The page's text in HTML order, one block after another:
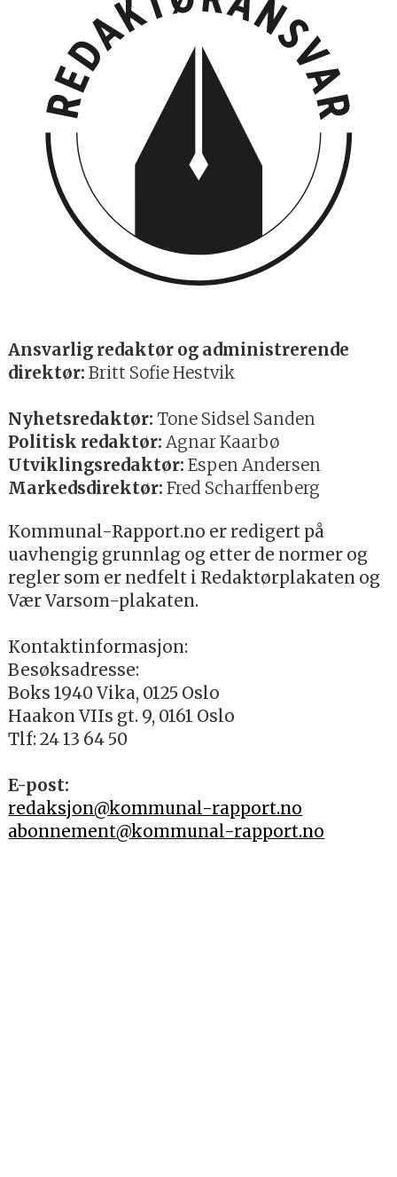
Ansvarlig redaktør og administrerende
direktør: Britt Sofie Hestvik
Nyhetsredaktør: Tone Sidsel Sanden
Politisk redaktør: Agnar Kaarbø
Utviklingsredaktør: Espen Andersen
Markedsdirektør: Fred Scharffenberg
Kommunal-Rapport.no er redigert på
uavhengig grunnlag og etter de normer og
regler som er nedfelt i Redaktørplakaten og
Vær Varsom-plakaten.
Kontaktinformasjon:
Besøksadresse:
Boks 1940 Vika, 0125 Oslo
Haakon VIIs gt. 9, 0161 Oslo
Tlf: 24 13 64 50
E-post:
redaksjon@kommunal-rapport.no
abonnement@kommunal-rapport.no